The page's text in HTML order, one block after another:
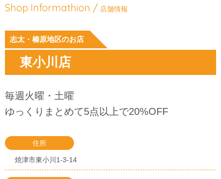
Shop Informathion / 店舗情報
志太・榛原地区のお店
東小川店
毎週火曜・土曜
ゆっくりまとめて5点以上で20%OFF
住所
焼津市東小川1-3-14